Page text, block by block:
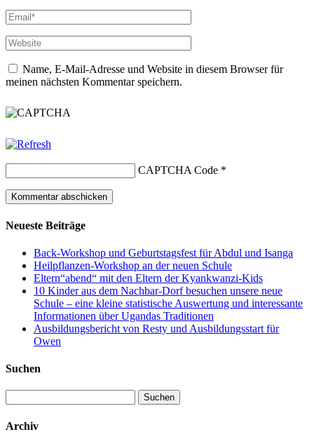
Name, E-Mail-Adresse und Website in diesem Browser für
meinen nächsten Kommentar speichern.
CAPTCHA Code *
Neueste Beiträge
Back-Workshop und Geburtstagsfest für Abdul und Isanga
Heilpflanzen-Workshop an der neuen Schule
Eltern“abend“ mit den Eltern der Kyankwanzi-Kids
10 Kinder aus dem Nachbar-Dorf besuchen unsere neue
Schule – eine kleine statistische Auswertung und interessante
Informationen über Ugandas Traditionen
Ausbildungsbericht von Resty und Ausbildungsstart für
Owen
Suchen
nach:
Archiv